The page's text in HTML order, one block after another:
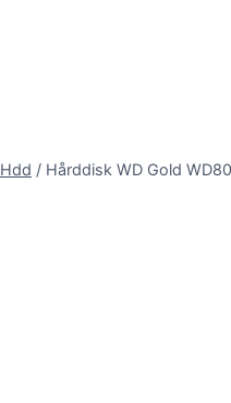
Hdd / Hårddisk WD Gold